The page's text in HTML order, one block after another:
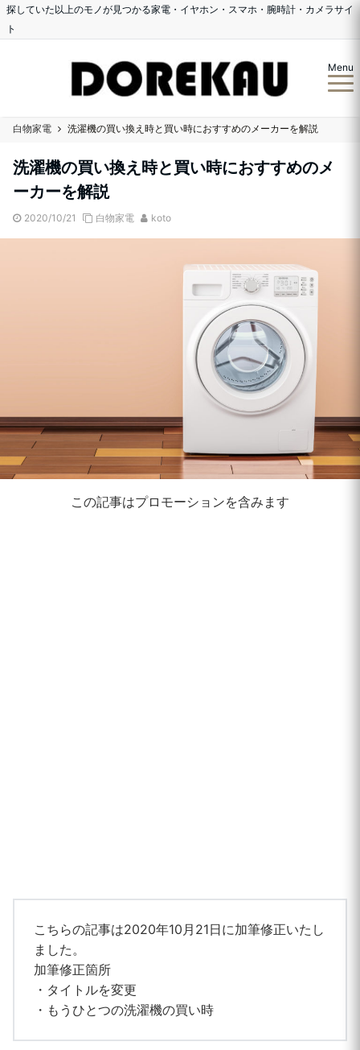
探していた以上のモノが見つかる家電・イヤホン・スマホ・腕時計・カメラサイ
ト
Menu
白物家電 洗濯機の買い換え時と買い時におすすめのメーカーを解説
洗濯機の買い換え時と買い時におすすめのメ
ーカーを解説
2020/10/21 白物家電 koto
この記事はプロモーションを含みます
こちらの記事は2020年10月21日に加筆修正いたし
ました。
加筆修正箇所
・タイトルを変更
・もうひとつの洗濯機の買い時